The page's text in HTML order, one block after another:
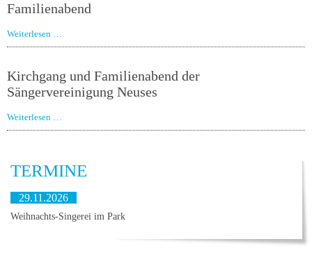
Familienabend
Weiterlesen …
Kirchgang und Familienabend der
Sängervereinigung Neuses
Weiterlesen …
TERMINE
29.11.2026
Weihnachts-Singerei im Park